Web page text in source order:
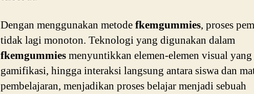
Dengan menggunakan metodefkemgummies, proses
tidak lagi monoton. Teknologi yang digunakan dalam
fkemgummiesmenyuntikkan elemen-elemen visual
gamifikasi, hingga interaksi langsung antara siswa dan
pembelajaran, menjadikan proses belajar menjadi sebuah